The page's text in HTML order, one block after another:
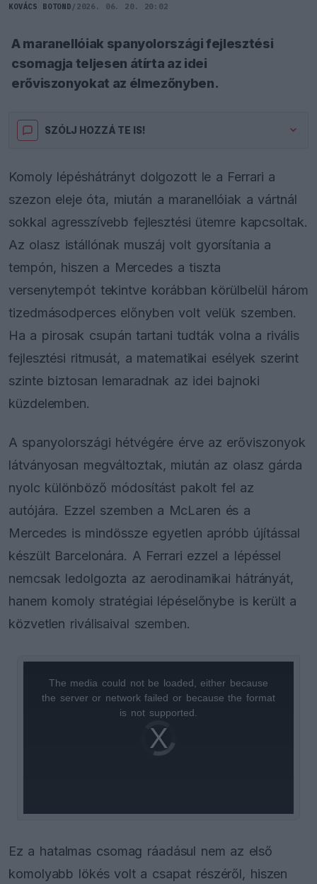
KOVÁCS BOTOND / 2026. 06. 20. 20:02
A maranellóiak spanyolországi fejlesztési
csomagja teljesen átírta az idei
erőviszonyokat az élmezőnyben.
SZÓLJ HOZZÁ TE IS!
Komoly lépéshátrányt dolgozott le a Ferrari a
szezon eleje óta, miután a maranellóiak a vártnál
sokkal agresszívebb fejlesztési ütemre kapcsoltak.
Az olasz istállónak muszáj volt gyorsítania a
tempón, hiszen a Mercedes a tiszta
versenytempót tekintve korábban körülbelül három
tizedmásodperces előnyben volt velük szemben.
Ha a pirosak csupán tartani tudták volna a rivális
fejlesztési ritmusát, a matematikai esélyek szerint
szinte biztosan lemaradnak az idei bajnoki
küzdelemben.
A spanyolországi hétvégére érve az erőviszonyok
látványosan megváltoztak, miután az olasz gárda
nyolc különböző módosítást pakolt fel az
autójára. Ezzel szemben a McLaren és a
Mercedes is mindössze egyetlen apróbb újítással
készült Barcelonára. A Ferrari ezzel a lépéssel
nemcsak ledolgozta az aerodinamikai hátrányát,
hanem komoly stratégiai lépéselőnybe is került a
közvetlen riválisaival szemben.
Video
Player
loading.
The media could not be loaded, either because
the server or network failed or because the format
is not supported.
Ez a hatalmas csomag ráadásul nem az első
komolyabb lökés volt a csapat részéről, hiszen